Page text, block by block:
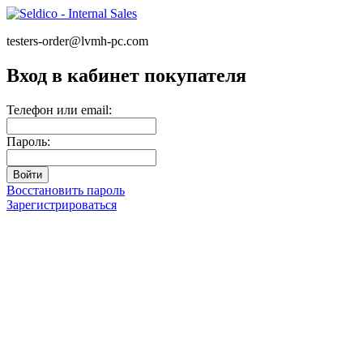
testers-order@lvmh-pc.com
Вход в кабинет покупателя
Телефон или email:
Пароль:
Восстановить пароль
Зарегистрироваться